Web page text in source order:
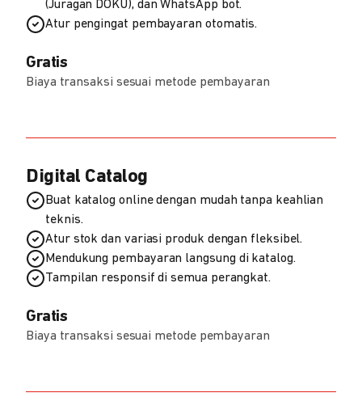
(Juragan DOKU), dan WhatsApp bot.
Atur pengingat pembayaran otomatis.
Gratis
Biaya transaksi sesuai metode pembayaran
Digital Catalog
Buat katalog online dengan mudah tanpa keahlian
teknis.
Atur stok dan variasi produk dengan fleksibel.
Mendukung pembayaran langsung di katalog.
Tampilan responsif di semua perangkat.
Gratis
Biaya transaksi sesuai metode pembayaran